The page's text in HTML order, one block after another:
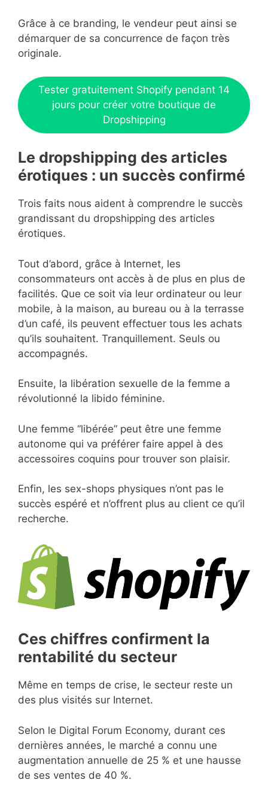
Grâce à ce branding, le vendeur peut ainsi se
démarquer de sa concurrence de façon très
originale.
Tester gratuitement Shopify pendant 14
jours pour créer votre boutique de
Dropshipping
Le dropshipping des articles
érotiques : un succès confirmé
Trois faits nous aident à comprendre le succès
grandissant du dropshipping des articles
érotiques.
Tout d’abord, grâce à Internet, les
consommateurs ont accès à de plus en plus de
facilités. Que ce soit via leur ordinateur ou leur
mobile, à la maison, au bureau ou à la terrasse
d’un café, ils peuvent effectuer tous les achats
qu’ils souhaitent. Tranquillement. Seuls ou
accompagnés.
Ensuite, la libération sexuelle de la femme a
révolutionné la libido féminine.
Une femme “libérée” peut être une femme
autonome qui va préférer faire appel à des
accessoires coquins pour trouver son plaisir.
Enfin, les sex-shops physiques n’ont pas le
succès espéré et n’offrent plus au client ce qu’il
recherche.
Ces chiffres confirment la
rentabilité du secteur
Même en temps de crise, le secteur reste un
des plus visités sur Internet.
Selon le Digital Forum Economy, durant ces
dernières années, le marché a connu une
augmentation annuelle de 25 % et une hausse
de ses ventes de 40 %.